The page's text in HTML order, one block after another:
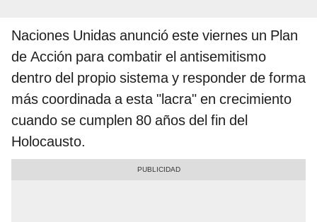
Naciones Unidas anunció este viernes un Plan
de Acción para combatir el antisemitismo
dentro del propio sistema y responder de forma
más coordinada a esta "lacra" en crecimiento
cuando se cumplen 80 años del fin del
Holocausto.